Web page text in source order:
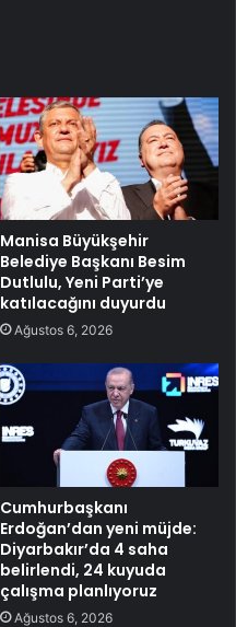
Manisa Büyükşehir
Belediye Başkanı Besim
Dutlulu, Yeni Parti’ye
katılacağını duyurdu
Ağustos 6, 2026
Cumhurbaşkanı
Erdoğan’dan yeni müjde:
Diyarbakır’da 4 saha
belirlendi, 24 kuyuda
çalışma planlıyoruz
Ağustos 6, 2026